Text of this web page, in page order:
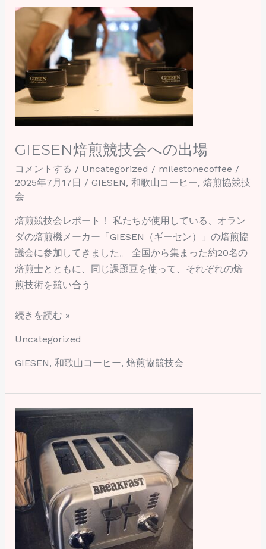
ッ
プ
ー
ト」
GIESEN焙煎競技会への出場
コメントする / Uncategorized / milestonecoffee /
2025年7月17日 / GIESEN, 和歌山コーヒー, 焙煎協競技
会
焙煎競技会レポート！ 私たちが使用している、オラン
ダの焙煎機メーカー「GIESEN（ギーセン）」の焙煎協
議会に参加してきました。 全国から集まった約20名の
焙煎士とともに、同じ課題豆を使って、それぞれの焙
煎技術を競い合う
GIESEN
煎
競
技
会
の
出
続きを読む »
Uncategorized
GIESEN, 和歌山コーヒー, 焙煎協競技会
「花
粉
症
ｘ
コ
ー
ヒ